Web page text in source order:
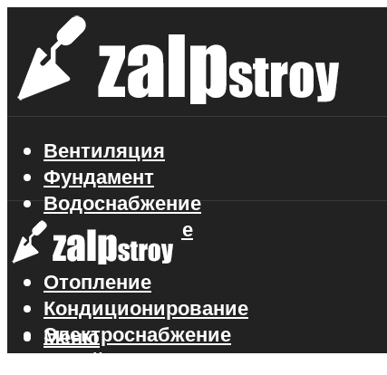
Вентиляция
Фундамент
Водоснабжение
Газоснабжение
Канализация
Отопление
Кондиционирование
Электроснабжение
Стройматериалы
Меню